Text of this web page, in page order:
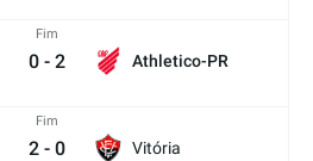
Fim
0 - 2 Athletico-PR
Fim
2 - 0 Vitória